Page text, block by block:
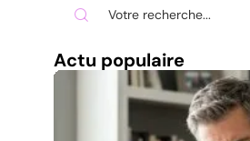
Actu populaire